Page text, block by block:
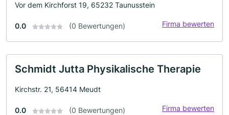
Vor dem Kirchforst 19, 65232 Taunusstein
0.0 (0 Bewertungen) Firma bewerten
Schmidt Jutta Physikalische Therapie
Kirchstr. 21, 56414 Meudt
0.0 (0 Bewertungen) Firma bewerten